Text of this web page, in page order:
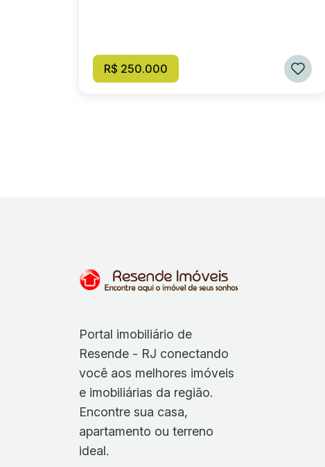
R$ 250.000
Portal imobiliário de
Resende - RJ conectando
você aos melhores imóveis
e imobiliárias da região.
Encontre sua casa,
apartamento ou terreno
ideal.